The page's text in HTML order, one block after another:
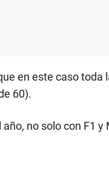
en este caso toda
60).
no solo con F1 y